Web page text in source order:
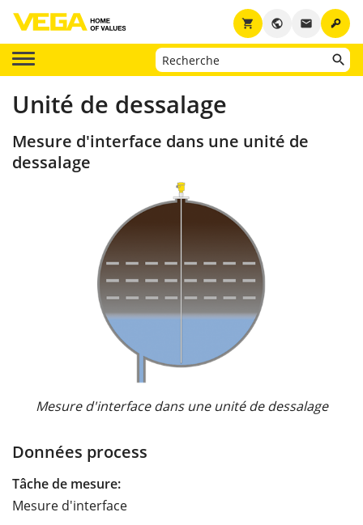
key
email
public
shopping_cart
Unité de dessalage
Mesure d'interface dans une unité de
dessalage
Mesure d'interface dans une unité de dessalage
Données process
Tâche de mesure:
Mesure d'interface